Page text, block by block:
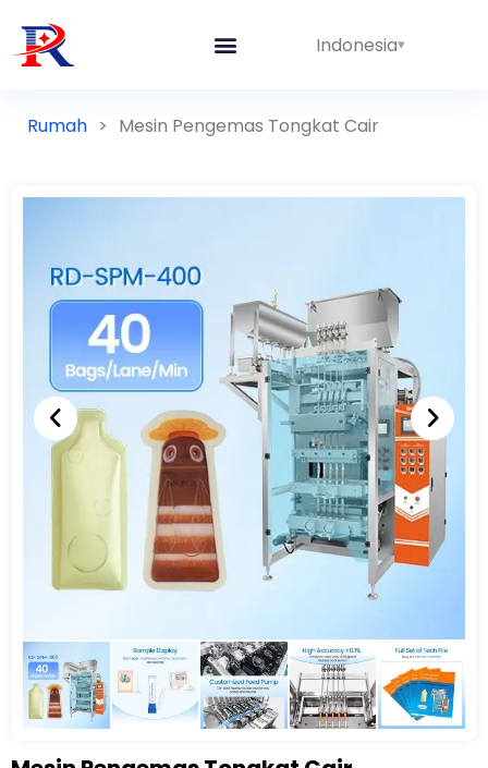
Indonesia
Mesin Pengemas Tongkat Cair